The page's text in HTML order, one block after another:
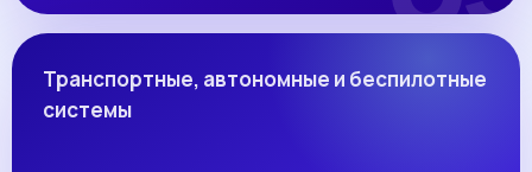
Транспортные, автономные и беспилотные
системы